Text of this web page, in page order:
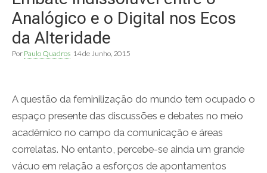
Analógico e o Digital nos Ecos
da Alteridade
Por Paulo Quadros 14 de Junho, 2015
A questão da feminilização do mundo tem ocupado o
espaço presente das discussões e debates no meio
acadêmico no campo da comunicação e áreas
correlatas. No entanto, percebe-se ainda um grande
vácuo em relação a esforços de apontamentos